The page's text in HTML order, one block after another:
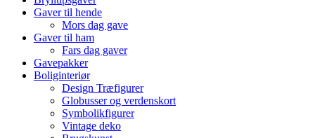
Gaver til hende
Mors dag gave
Gaver til ham
Fars dag gaver
Gavepakker
Boliginteriør
Design Træfigurer
Globusser og verdenskort
Symbolikfigurer
Vintage deko